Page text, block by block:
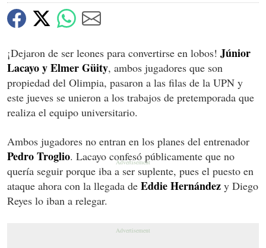
¡Dejaron de ser leones para convertirse en lobos! Júnior
Lacayo y Elmer Güity, ambos jugadores que son
propiedad del Olimpia, pasaron a las filas de la UPN y
este jueves se unieron a los trabajos de pretemporada que
realiza el equipo universitario.
Ambos jugadores no entran en los planes del entrenador
Pedro Troglio. Lacayo confesó públicamente que no
quería seguir porque iba a ser suplente, pues el puesto en
ataque ahora con la llegada de Eddie Hernández y Diego
Reyes lo iban a relegar.